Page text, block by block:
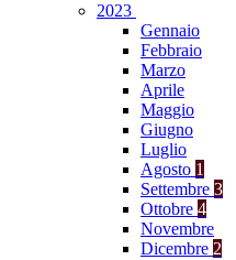
2023
Gennaio
Febbraio
Marzo
Aprile
Maggio
Giugno
Luglio
Agosto 1
Settembre 3
Ottobre 4
Novembre
Dicembre 2